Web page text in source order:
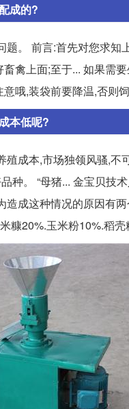
成的?
题。 前言:首先对您求
禽上面;至于... 如果需
哦,装袋前要降温,否则
本低呢?
殖成本,市场独领风骚,
种。 “母猪... 金宝贝技
造成这种情况的原因有
糠20%.玉米粉10%.稻